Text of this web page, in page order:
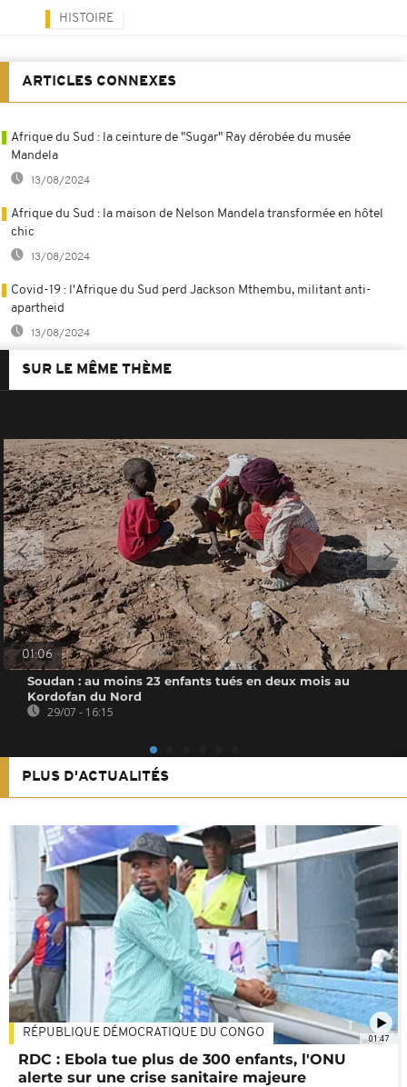
HISTOIRE
ARTICLES CONNEXES
Afrique du Sud : la ceinture de "Sugar" Ray dérobée du musée
Mandela
13/08/2024
Afrique du Sud : la maison de Nelson Mandela transformée en hôtel
chic
13/08/2024
Covid-19 : l'Afrique du Sud perd Jackson Mthembu, militant anti-
apartheid
13/08/2024
SUR LE MÊME THÈME
01:06
Soudan : au moins 23 enfants tués en deux mois au
Kordofan du Nord
29/07 - 16:15
PLUS D'ACTUALITÉS
01:47
RÉPUBLIQUE DÉMOCRATIQUE DU CONGO
RDC : Ebola tue plus de 300 enfants, l'ONU
alerte sur une crise sanitaire majeure